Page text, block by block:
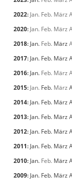
2022: Jan. Feb. März
2020: Jan. Feb. März
2018: Jan. Feb. März
2017: Jan. Feb. März
2016: Jan. Feb. März
2015: Jan. Feb. März
2014: Jan. Feb. März
2013: Jan. Feb. März
2012: Jan. Feb. März
2011: Jan. Feb. März
2010: Jan. Feb. März
2009: Jan. Feb. März